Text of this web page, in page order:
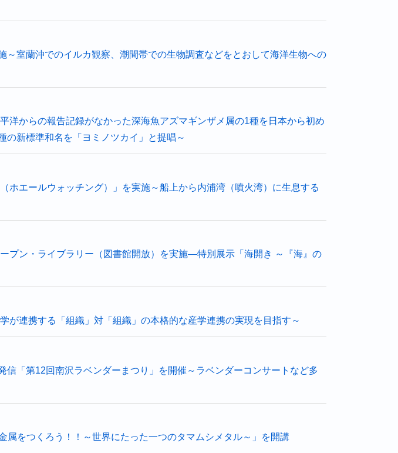
室蘭沖でのイルカ観察、潮間帯での生物調査などをとおして海洋生物への
からの報告記録がなかった深海魚アズマギンザメ属の1種を日本から初め
の新標準和名を「ヨミノツカイ」と提唱～
ホエールウォッチング）」を実施～船上から内浦湾（噴火湾）に生息する
プン・ライブラリー（図書館開放）を実施―特別展示「海開き ～『海』の
が連携する「組織」対「組織」の本格的な産学連携の実現を目指す～
「第12回南沢ラベンダーまつり」を開催～ラベンダーコンサートなど多
をつくろう！！～世界にたった一つのタマムシメタル～」を開講